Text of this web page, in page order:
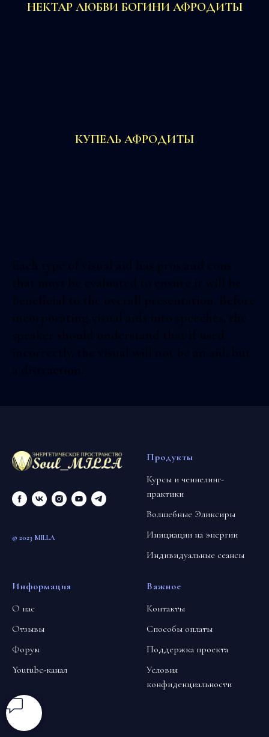
НЕКТАР ЛЮБВИ БОГИНИ АФРОДИТЫ
КУПЕЛЬ АФРОДИТЫ
© 2023 MILLA
Продукты
Курсы и ченнелинг-
практики
Волшебные Эликсиры
Инициации на энергии
Индивидуальные сеансы
Информация
О нас
Отзывы
Форум
Youtube-канал
Важное
Контакты
Способы оплаты
Поддержка проекта
Условия
конфиденциальности